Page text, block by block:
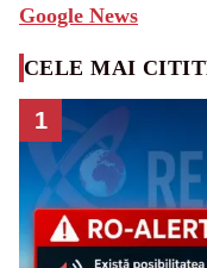
Google News
CELE MAI
1